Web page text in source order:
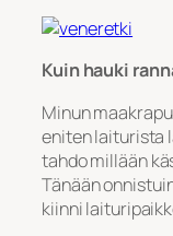
Kuin hauki
Minun
eniten laiturista
tahdo millään
Tänään
kiinni